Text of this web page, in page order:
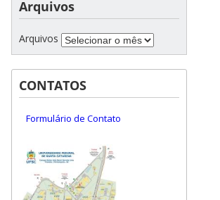
Arquivos
Arquivos
CONTATOS
Formulário de Contato